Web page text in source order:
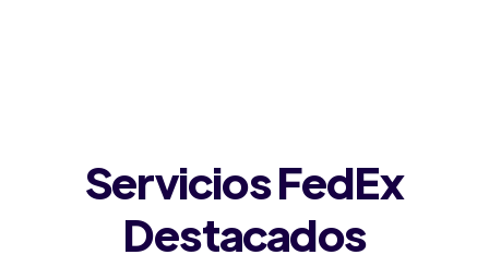
Servicios FedEx
Destacados